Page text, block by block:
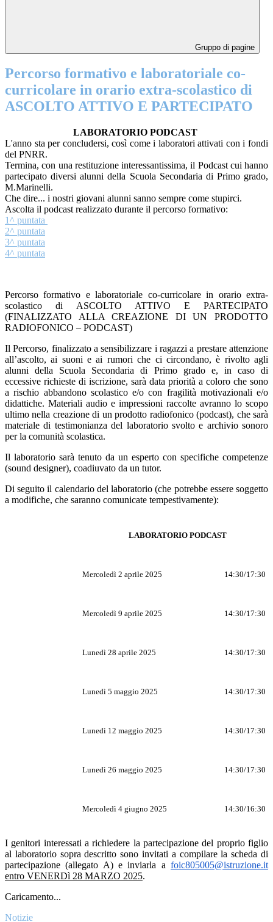
Gruppo di pagine
Percorso formativo e laboratoriale co-
curricolare in orario extra-scolastico di
ASCOLTO ATTIVO E PARTECIPATO
LABORATORIO PODCAST
L'anno sta per concludersi, così come i laboratori attivati con i fondi
del PNRR.
Termina, con una restituzione interessantissima, il Podcast cui hanno
partecipato diversi alunni della Scuola Secondaria di Primo grado,
M.Marinelli.
Che dire... i nostri giovani alunni sanno sempre come stupirci.
Ascolta il podcast realizzato durante il percorso formativo:
1^ puntata
2^ puntata
3^ puntata
4^ puntata
Percorso formativo e laboratoriale co-curricolare in orario extra-
scolastico di
ASCOLTO ATTIVO E PARTECIPATO
(FINALIZZATO ALLA CREAZIONE DI UN PRODOTTO
RADIOFONICO – PODCAST)
Il Percorso, finalizzato a sensibilizzare i ragazzi a prestare attenzione
all’ascolto, ai suoni e ai rumori che ci circondano, è rivolto agli
alunni della Scuola Secondaria di Primo grado e, in caso di
eccessive richieste di iscrizione, sarà data priorità a coloro che sono
a rischio abbandono scolastico e/o con fragilità motivazionali e/o
didattiche. Materiali audio e impressioni raccolte avranno lo scopo
ultimo nella creazione di un prodotto radiofonico (podcast), che sarà
materiale di testimonianza del laboratorio svolto e archivio sonoro
per la comunità scolastica.
Il laboratorio sarà tenuto da un esperto con specifiche competenze
(sound designer), coadiuvato da un tutor.
Di seguito il calendario del laboratorio (che potrebbe essere soggetto
a modifiche, che saranno comunicate tempestivamente):
LABORATORIO PODCAST
Mercoledì 2 aprile 2025 14:30/17:30
Mercoledì 9 aprile 2025 14:30/17:30
Lunedì 28 aprile 2025 14:30/17:30
Lunedì 5 maggio 2025 14:30/17:30
Lunedì 12 maggio 2025 14:30/17:30
Lunedì 26 maggio 2025 14:30/17:30
Mercoledì 4 giugno 2025 14:30/16:30
I genitori interessati a richiedere la partecipazione del proprio figlio
al laboratorio sopra descritto sono invitati a compilare la scheda di
partecipazione (allegato A) e inviarla a foic805005@istruzione.it
entro VENERDì 28 MARZO 2025.
Caricamento...
Notizie